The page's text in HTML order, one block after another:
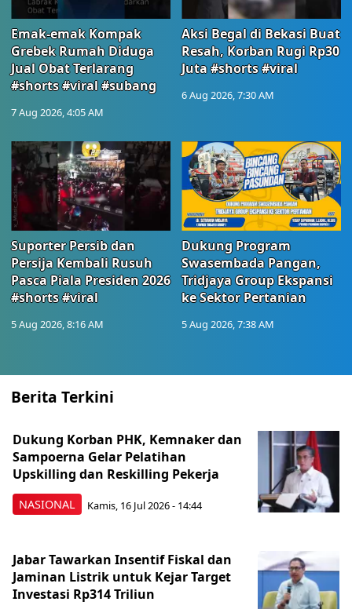
Emak-emak Kompak
Grebek Rumah Diduga
Jual Obat Terlarang
#shorts #viral #subang
7 Aug 2026, 4:05 AM
Aksi Begal di Bekasi Buat
Resah, Korban Rugi Rp30
Juta #shorts #viral
6 Aug 2026, 7:30 AM
Suporter Persib dan
Persija Kembali Rusuh
Pasca Piala Presiden 2026
#shorts #viral
5 Aug 2026, 8:16 AM
Dukung Program
Swasembada Pangan,
Tridjaya Group Ekspansi
ke Sektor Pertanian
5 Aug 2026, 7:38 AM
Berita Terkini
NASIONAL
Dukung Korban PHK, Kemnaker dan
Sampoerna Gelar Pelatihan
Upskilling dan Reskilling Pekerja
Kamis, 16 Jul 2026 - 14:44
Jabar Tawarkan Insentif Fiskal dan
Jaminan Listrik untuk Kejar Target
Investasi Rp314 Triliun